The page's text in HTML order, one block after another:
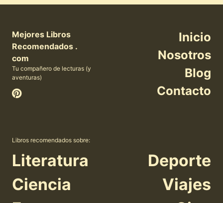
Mejores Libros
Recomendados .
com
Tu compañero de lecturas (y
aventuras)
Inicio
Nosotros
Blog
Contacto
Libros recomendados sobre:
Literatura
Ciencia
Deporte
Viajes